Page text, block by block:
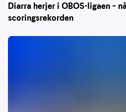
Diarra herjer i OBOS-ligaen –
scoringsrekorden